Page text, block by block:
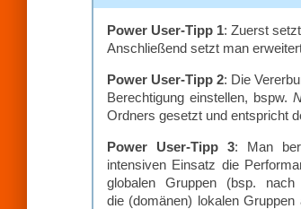
Power User-Tipp 1: Zuerst
Anschließend setzt man
Power User-Tipp 2: Die
Berechtigung einstellen, bspw.
Ordners gesetzt und entspricht
Power User-Tipp 3: Man
intensiven Einsatz die
globalen Gruppen (bsp.
die (domänen) lokalen